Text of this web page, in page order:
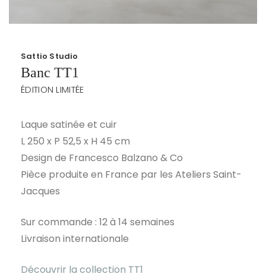
Sattio Studio
Banc TT1
ÉDITION LIMITÉE
Laque satinée et cuir
L 250 x P 52,5 x H 45 cm
Design de Francesco Balzano & Co
Pièce produite en France par les Ateliers Saint-
Jacques
Sur commande : 12 à 14 semaines
Livraison internationale
Découvrir la collection TT1